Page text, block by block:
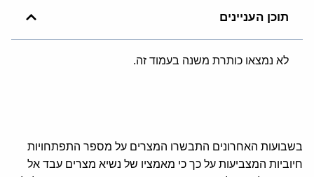
תוכן העניינים
לא נמצאו כותרת משנה בעמוד זה.
בשבועות האחרונים התבשרו המצרים על מספר התפתחויות
חיוביות המצביעות על כך כי מאמציו של נשיא מצרים עבד אל